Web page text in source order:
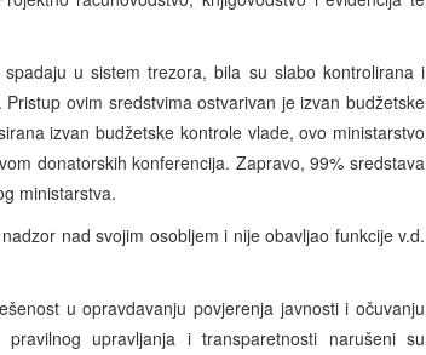
u sistem trezora, bila su slabo kontrolirana i
ovim sredstvima ostvarivan je izvan budžetske
izvan budžetske kontrole vlade, ovo ministarstvo
donatorskih konferencija. Zapravo, 99% sredstava
ministarstva.
nad svojim osobljem i nije obavljao funkcije v.d.
u opravdavanju povjerenja javnosti i očuvanju
upravljanja i transparetnosti narušeni su